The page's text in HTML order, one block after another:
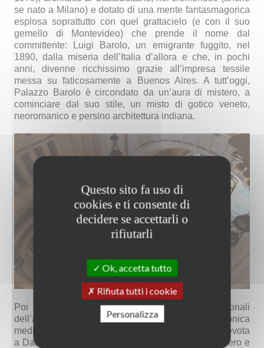
se nato a Milano) e dotato di una mente fantasmagorica
esplosa soprattutto con quel grattacielo (e con il suo
gemello di Montevideo) che prende il nome dal
committente: Luigi Barolo, un emigrante fuggito, nel
1890, dalla miseria dell’Italia d’allora e che, in pochi
anni, divenne ricchissimo grazie all’impresa tessile
messa su faticosamente a Buenos Aires. A tutt’oggi,
Palazzo Barolo è circondato da un’aura di mistero, a
cominciare dal suo stile, un misto di gotico veneto,
neoromanico e persino architettura indiana.
Poi ci sono le motivazioni culturali e personali
dell’architetto Palanti, membro della loggia massonica
medioevale della Fede Santa (ancora esistente) devota
a Dante Alighieri, tanto che il suo grattacielo è un vero e
Questo sito fa uso di
cookies e ti consente di
decidere se accettarli o
rifiutarli
Ok, accetta tutto
Rifiuta tutti i cookie
Personalizza